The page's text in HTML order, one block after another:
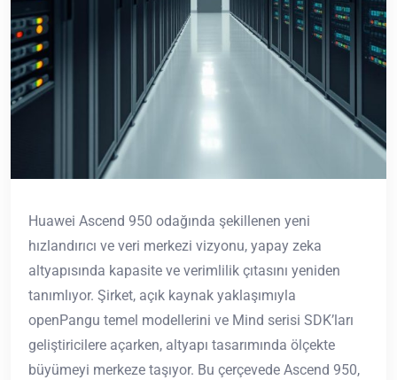
Huawei Ascend 950 odağında şekillenen yeni
hızlandırıcı ve veri merkezi vizyonu, yapay zeka
altyapısında kapasite ve verimlilik çıtasını yeniden
tanımlıyor. Şirket, açık kaynak yaklaşımıyla
openPangu temel modellerini ve Mind serisi SDK’ları
geliştiricilere açarken, altyapı tasarımında ölçekte
büyümeyi merkeze taşıyor. Bu çerçevede Ascend 950,